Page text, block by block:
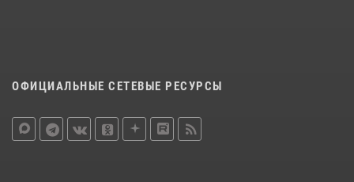
ОФИЦИАЛЬНЫЕ СЕТЕВЫЕ РЕСУРСЫ